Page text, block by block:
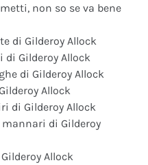
non so se va bene
di Gilderoy Allock
di Gilderoy Allock
di Gilderoy Allock
Allock
di Gilderoy Allock
di Gilderoy
Allock